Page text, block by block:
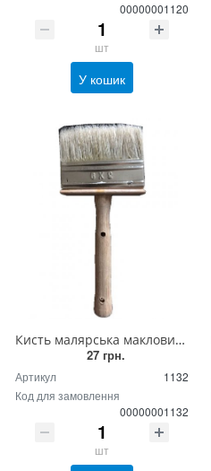
00000001120
шт
У кошик
Кисть малярська макловиця 30/90
27 грн.
Артикул
1132
Код для замовлення
00000001132
шт